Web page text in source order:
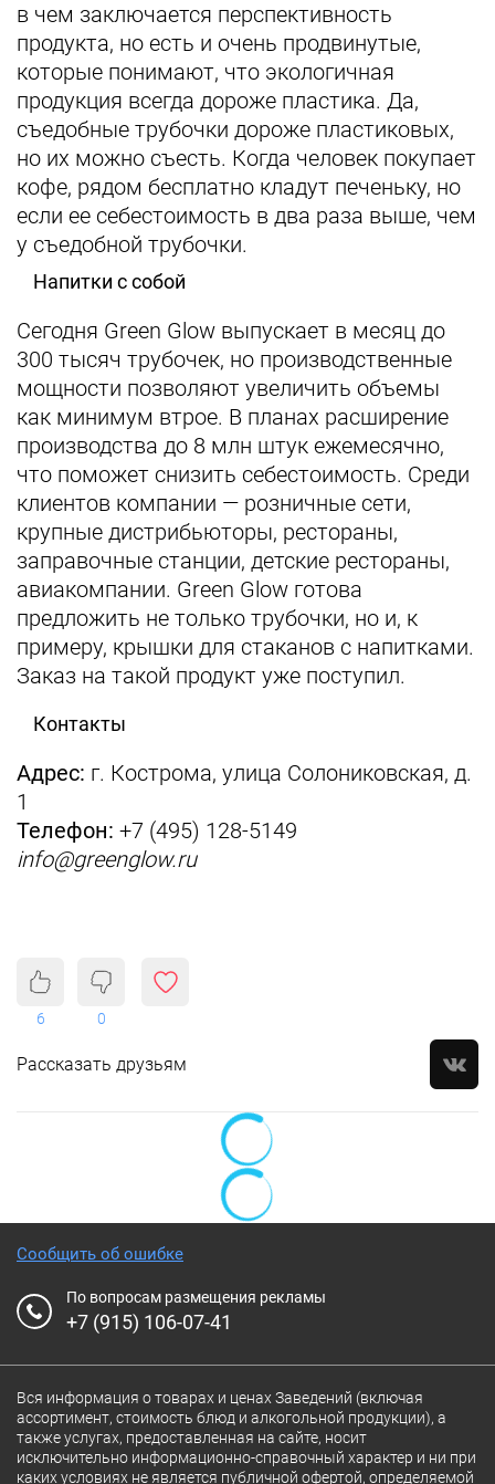
в чем заключается перспективность
продукта, но есть и очень продвинутые,
которые понимают, что экологичная
продукция всегда дороже пластика. Да,
съедобные трубочки дороже пластиковых,
но их можно съесть. Когда человек покупает
кофе, рядом бесплатно кладут печеньку, но
если ее себестоимость в два раза выше, чем
у съедобной трубочки.
Напитки с собой
Сегодня Green Glow выпускает в месяц до
300 тысяч трубочек, но производственные
мощности позволяют увеличить объемы
как минимум втрое. В планах расширение
производства до 8 млн штук ежемесячно,
что поможет снизить себестоимость. Среди
клиентов компании — розничные сети,
крупные дистрибьюторы, рестораны,
заправочные станции, детские рестораны,
авиакомпании. Green Glow готова
предложить не только трубочки, но и, к
примеру, крышки для стаканов с напитками.
Заказ на такой продукт уже поступил.
Контакты
Адрес: г. Кострома, улица Солониковская, д.
1
Телефон: +7 (495) 128-5149
info@greenglow.ru
6 0
Рассказать друзьям
Сообщить об ошибке
По вопросам размещения рекламы
+7 (915) 106-07-41
Вся информация о товарах и ценах Заведений (включая
ассортимент, стоимость блюд и алкогольной продукции), а
также услугах, предоставленная на сайте, носит
исключительно информационно-справочный характер и ни при
каких условиях не является публичной офертой, определяемой